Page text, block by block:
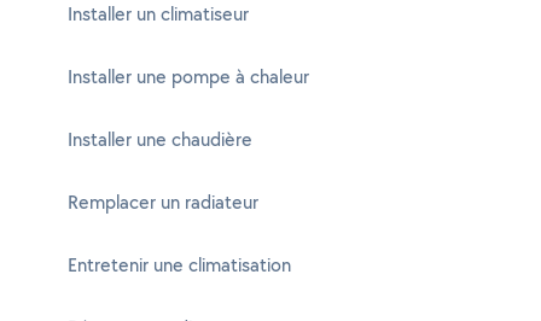
Installer un climatiseur
Installer une pompe à chaleur
Installer une chaudière
Remplacer un radiateur
Entretenir une climatisation